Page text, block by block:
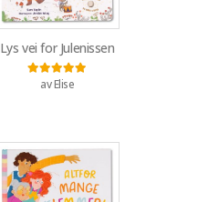
Lys vei for Julenissen
Vurdert5
av Elise